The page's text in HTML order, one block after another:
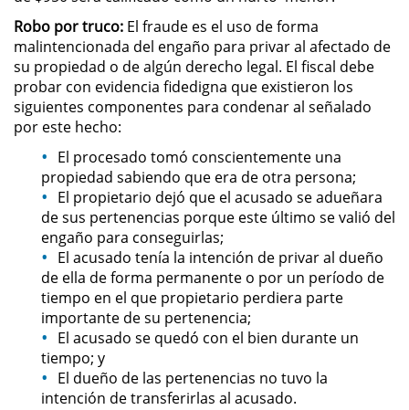
Evadir a un Oficial de Policía
Homicidio Vehicular
Robo de Auto
Delitos de Cuello Blanco
Apropiación Indebida De
Fondos Públicos
Falsificación
Falsificación o Alteración de una
Prescripción Médica
Malversación de Fondos
Presentación de Documentos
Robo por truco: El fraude es el uso de forma
malintencionada del engaño para privar al afectado de
su propiedad o de algún derecho legal. El fiscal debe
probar con evidencia fidedigna que existieron los
siguientes componentes para condenar al señalado
por este hecho:
El procesado tomó conscientemente una
propiedad sabiendo que era de otra persona;
El propietario dejó que el acusado se adueñara
de sus pertenencias porque este último se valió del
engaño para conseguirlas;
El acusado tenía la intención de privar al dueño
de ella de forma permanente o por un período de
tiempo en el que propietario perdiera parte
importante de su pertenencia;
El acusado se quedó con el bien durante un
tiempo; y
El dueño de las pertenencias no tuvo la
intención de transferirlas al acusado.